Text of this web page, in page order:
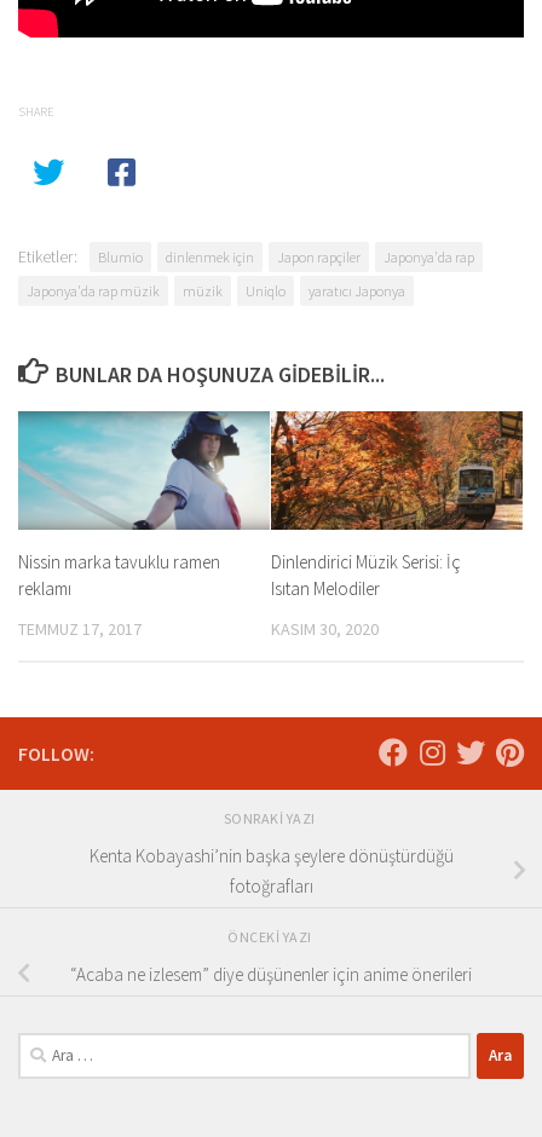
SHARE
Etiketler: Blumio dinlenmek için Japon rapçiler
Japonya'da rap
Japonya'da rap müzik
müzik Uniqlo yaratıcı Japonya
BUNLAR DA HOŞUNUZA GIDEBILIR...
Nissin marka tavuklu ramen
reklamı
TEMMUZ 17, 2017
Dinlendirici Müzik Serisi: İç
Isıtan Melodiler
KASIM 30, 2020
FOLLOW:
SONRAKI YAZI
Kenta Kobayashi’nin başka şeylere dönüştürdüğü
fotoğrafları
ÖNCEKI YAZI
“Acaba ne izlesem” diye düşünenler için anime önerileri
Arama: